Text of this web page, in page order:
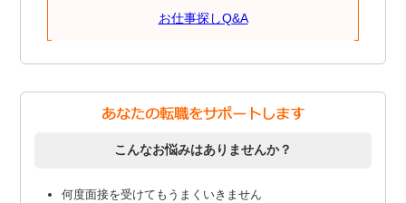
お仕事探しQ&A
こんなお悩みはありませんか？
何度面接を受けてもうまくいきません